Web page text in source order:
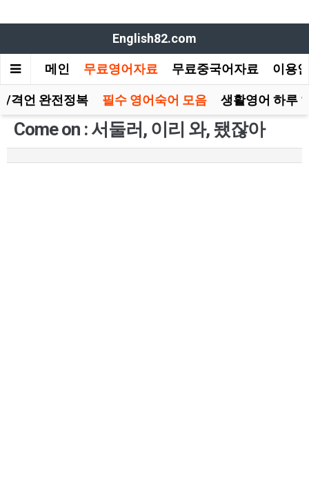
English82.com
메인 무료영어자료 무료중국어자료 이용
/격언 완전정복 필수 영어숙어 모음 생활영어 하루
Come on : 서둘러, 이리 와, 됐잖아